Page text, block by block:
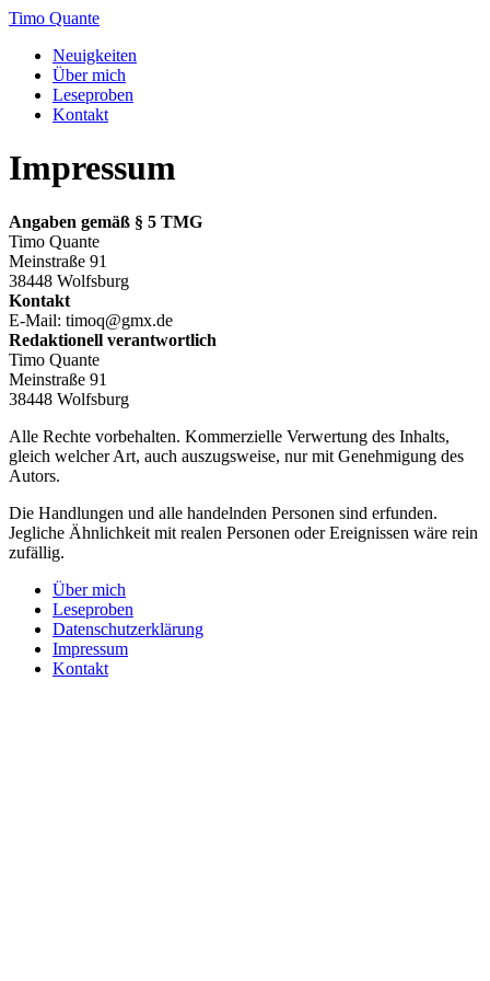
Zum
springen
Timo Quante
Neuigkeiten
Über mich
Leseproben
Kontakt
Impressum
Angaben gemäß § 5 TMG
Timo Quante
Meinstraße 91
38448 Wolfsburg
Kontakt
E-Mail: timoq@gmx.de
Redaktionell verantwortlich
Timo Quante
Meinstraße 91
38448 Wolfsburg
Alle Rechte vorbehalten. Kommerzielle Verwertung des Inhalts,
gleich welcher Art, auch auszugsweise, nur mit Genehmigung des
Autors.
Die Handlungen und alle handelnden Personen sind erfunden.
Jegliche Ähnlichkeit mit realen Personen oder Ereignissen wäre rein
zufällig.
Über mich
Leseproben
Datenschutzerklärung
Impressum
Kontakt